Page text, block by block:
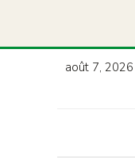
août 7, 2026